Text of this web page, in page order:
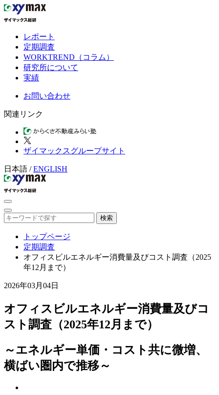
レポート
定期調査
WORKTREND（コラム）
研究所について
実績
お問い合わせ
関連リンク
ザイマックスグループサイト
日本語 /ENGLISH
検索
トップページ
定期調査
オフィスビルエネルギー消費量及びコスト調査（2025
年12月まで）
2026年03月04日
オフィスビルエネルギー消費量及びコ
スト調査（2025年12月まで）
～エネルギー単価・コスト共に微増、
横ばい圏内で推移～